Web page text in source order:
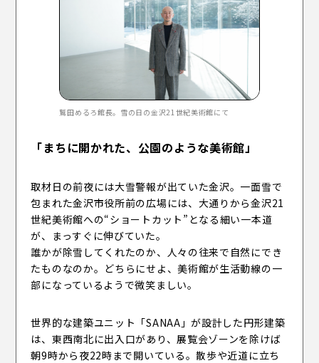
鷲田めるろ館長。雪の日の金沢21世紀美術館にて
「まちに開かれた、公園のような美術館」
取材日の前夜には大雪警報が出ていた金沢。一面雪で
包まれた金沢市役所前の広場には、大通りから金沢21
世紀美術館への“ショートカット”となる細い一本道
が、まっすぐに伸びていた。
誰かが除雪してくれたのか、人々の往来で自然にでき
たものなのか。どちらにせよ、美術館が生活動線の一
部になっているようで微笑ましい。
世界的な建築ユニット「SANAA」が設計した円形建築
は、東西南北に出入口があり、展覧会ゾーンを除けば
朝9時から夜22時まで開いている。散歩や近道に立ち